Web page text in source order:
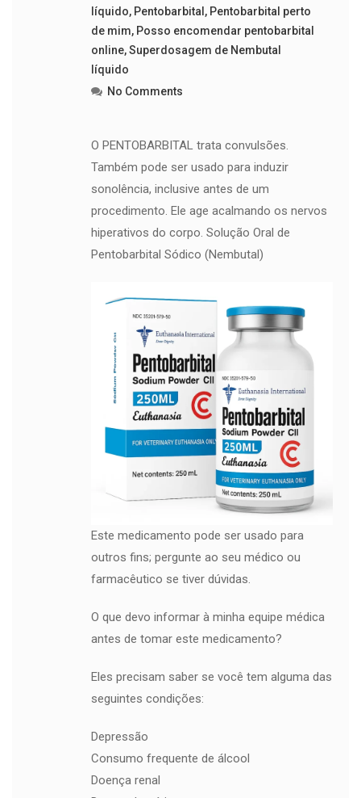
líquido, Pentobarbital , Pentobarbital perto
de mim, Posso encomendar pentobarbital
online,Superdosagem de Nembutal
líquido
No Comments
O PENTOBARBITAL trata convulsões.
Também pode ser usado para induzir
sonolência, inclusive antes de um
procedimento. Ele age acalmando os nervos
hiperativos do corpo. Solução Oral de
Pentobarbital Sódico (Nembutal)
Este medicamento pode ser usado para
outros fins; pergunte ao seu médico ou
farmacêutico se tiver dúvidas.
O que devo informar à minha equipe médica
antes de tomar este medicamento?
Eles precisam saber se você tem alguma das
seguintes condições:
Depressão
Consumo frequente de álcool
Doença renal